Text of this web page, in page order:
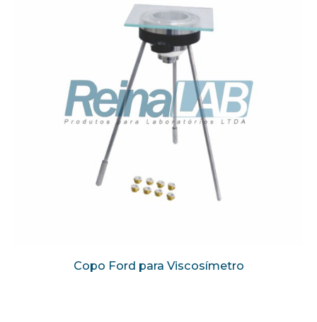
Copo Ford para Viscosímetro